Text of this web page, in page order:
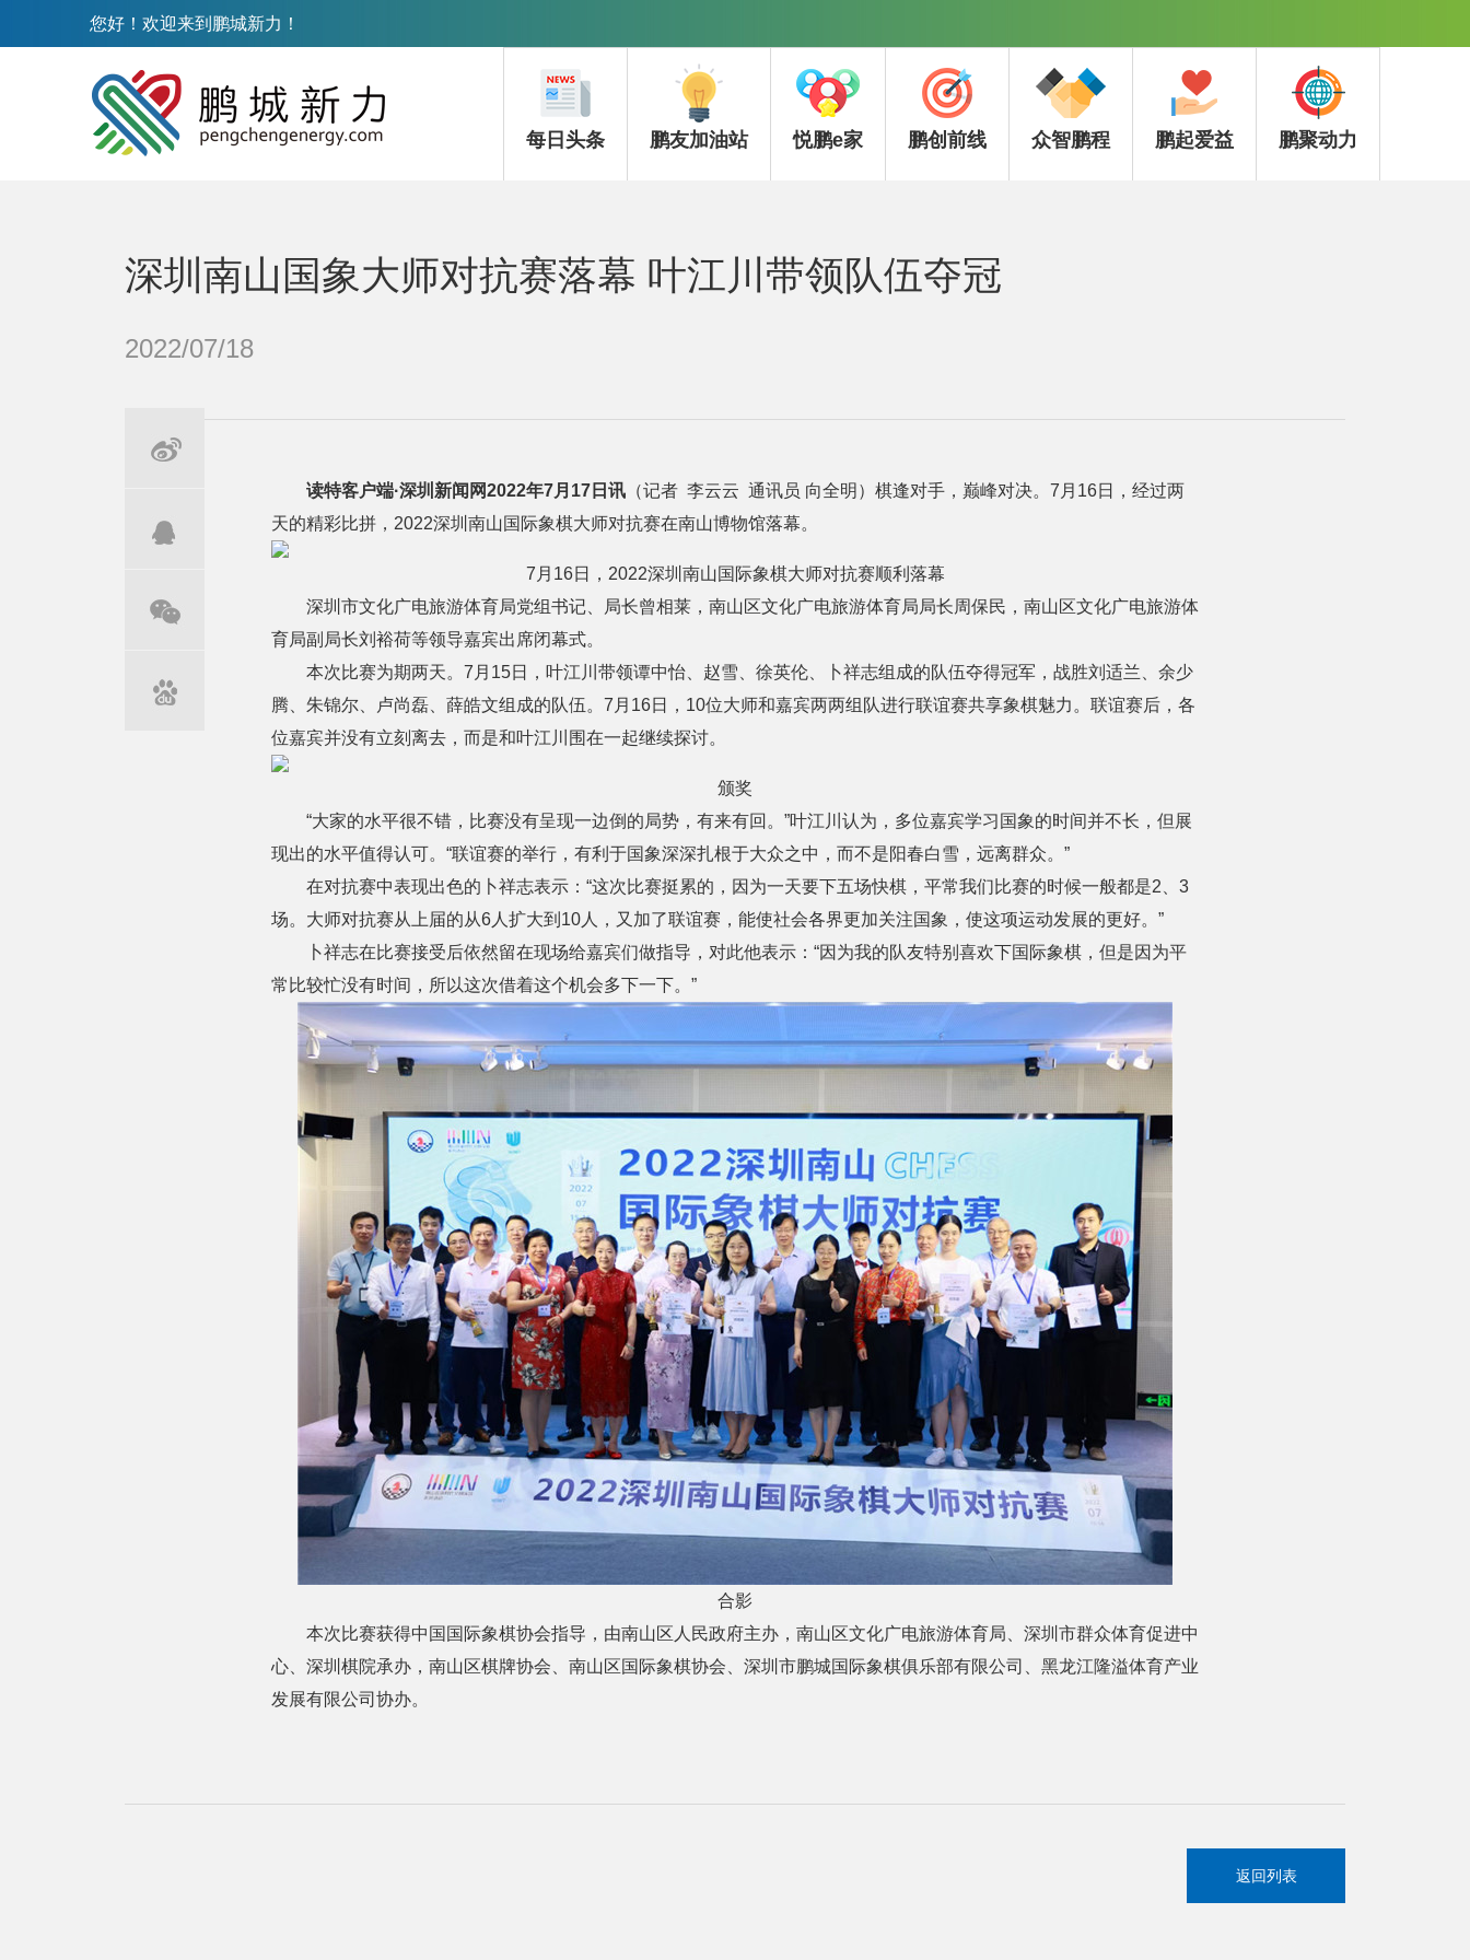
您好！欢迎来到鹏城新力！
每日头条 鹏友加油站 悦鹏e家 鹏创前线 众智鹏程 鹏起爱益 鹏聚动力
深圳南山国象大师对抗赛落幕 叶江川带领队伍夺冠
2022/07/18
读特客户端·深圳新闻网2022年7月17日讯（记者 李云云 通讯员 向全明） 棋逢对手， 巅峰对决。7月16日，经过两
天的精彩比拼，2022深圳南山国际象棋大师对抗赛在南山博物馆落幕。
7月16日， 2022深圳南山国际象棋大师对抗赛顺利落幕
深圳市文化广电旅游体育局党组书记、局长曾相莱，南山区文化广电旅游体育局局长周保民，南山区文化广电旅游体
育局副局长刘裕荷等领导嘉宾出席闭幕式。
本次比赛为期两天。7月15日，叶江川带领谭中怡、赵雪、徐英伦、卜祥志组成的队伍夺得冠军，战胜刘适兰、余少
腾、朱锦尔、卢尚磊、薛皓文组成的队伍。 7月 16日，10位大师和嘉宾两两组队进行联谊赛共享象棋魅力。联谊赛后，各
位嘉宾并没有立刻离去，而是和叶江川围在一起继续探讨。
颁奖
“大家的水平很不错，比赛没有呈现一边倒的局势，有来有回。”叶江川认为，多位嘉宾学习国象的时间并不长，但展
现出的水平值得认可。“联谊赛的举行，有利于国象深深扎根于大众之中，而不是阳春白雪，远离群众。”
在对抗赛中表现出色的卜祥志表示：“这次比赛挺累的，因为一天要下五场快棋，平常我们比赛的时候一般都是2、3
场。大师对抗赛从上届的从6人扩大到10人，又加了联谊赛，能使社会各界更加关注国象，使这项运动发展的更好。”
卜祥志在比赛接受后依然留在现场给嘉宾们做指导，对此他表示：“因为我的队友特别喜欢下国际象棋，但是因为平
常比较忙没有时间，所以这次借着这个机会多下一下。”
合影
本次比赛获得中国国际象棋协会指导，由南山区人民政府主办，南山区文化广电旅游体育局、深圳市群众体育促进中
心、深圳棋院承办，南山区棋牌协会、南山区国际象棋协会、深圳市鹏城国际象棋俱乐部有限公司、黑龙江隆溢体育产业
发展有限公司协办。
返回列表